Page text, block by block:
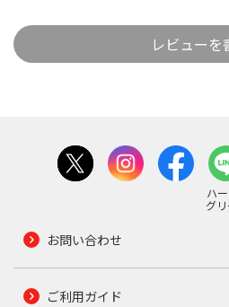
レビューを
ハ
グ
お問い合わせ
ご利用ガイド